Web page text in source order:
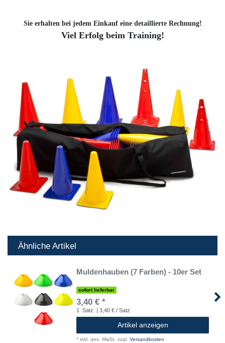
Sie erhalten bei jedem Einkauf eine detaillierte Rechnung!
Viel Erfolg beim Training!
Ähnliche Artikel
Muldenhauben (7 Farben) - 10er Set
sofort lieferbar
3,40 € *
1 Satz | 3,40 € / Satz
Artikel anzeigen
* inkl. ges. MwSt. zzgl. Versandkosten